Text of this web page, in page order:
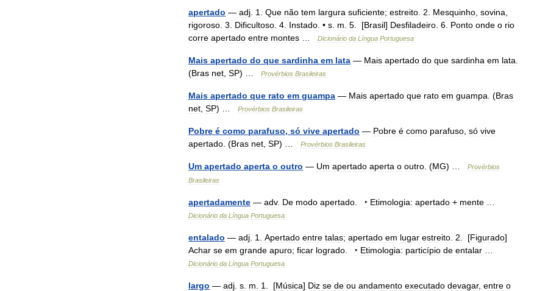
apertado — adj 1 Que não tem largura suficiente; estreito 2 Mesquinho sovina
rigoroso 3 Dificultoso 4 Instado . • s m 5 . [Brasil] Desfiladeiro 6 Ponto onde o rio
corre apertado entre montes Dicionário da Língua Portuguesa
Mais apertado do que sardinha em lata — Mais apertado do que sardinha em lata
(Bras net SP) … Provérbios Brasileiras
Mais apertado que rato em guampa — Mais apertado que rato em guampa . (Bras
net SP) … Provérbios Brasileiras
Pobre é como parafuso, só vive apertado — Pobre é como parafuso só vive
apertado . (Bras net SP) … Provérbios Brasileiras
Um apertado aperta o outro — Um apertado aperta o outro . (MG) …
Provérbios
Brasileiras
apertadamente — adv. De modo apertado ‣ Etimologia: apertado + mente
Dicionário da Língua Portuguesa
entalado — adj 1 Apertado entre talas; apertado em lugar estreito 2 . [Figurado]
Achar se em grande apuro; ficar logrado ‣ Etimologia: particípio de entalar
Dicionário da Língua Portuguesa
largo — adj s m 1 . [Música] Diz se de ou andamento executado devagar, entre o